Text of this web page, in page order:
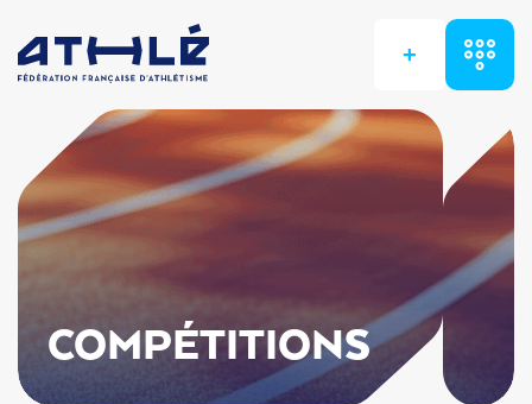
+
COMPÉTITIONS